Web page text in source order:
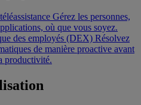
Gérez les personnes,
où que vous soyez.
des employés (DEX) Résolvez
de manière proactive avant
productivité.